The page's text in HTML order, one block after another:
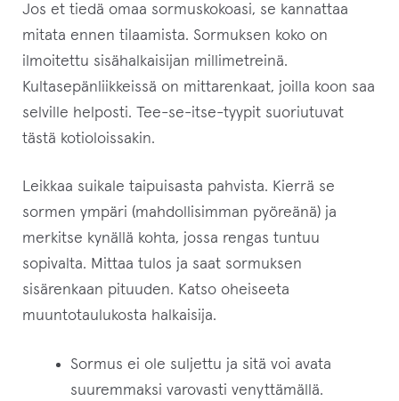
.Jos et tiedä omaa sormuskokoasi, se kannattaa
mitata ennen tilaamista. Sormuksen koko on
ilmoitettu sisähalkaisijan millimetreinä.
Kultasepänliikkeissä on mittarenkaat, joilla koon saa
selville helposti. Tee-se-itse-tyypit suoriutuvat
tästä kotioloissakin.
Leikkaa suikale taipuisasta pahvista. Kierrä se
sormen ympäri (mahdollisimman pyöreänä) ja
merkitse kynällä kohta, jossa rengas tuntuu
sopivalta. Mittaa tulos ja saat sormuksen
sisärenkaan pituuden. Katso oheiseeta
muuntotaulukosta halkaisija.
Sormus ei ole suljettu ja sitä voi avata
suuremmaksi varovasti venyttämällä.